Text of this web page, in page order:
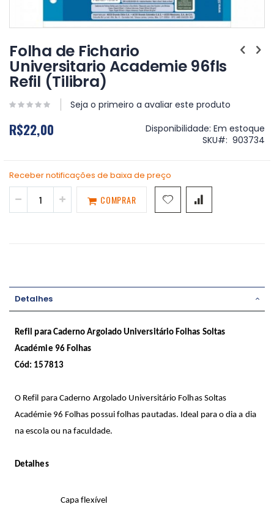
para
o
início
da
Galeria
de
imagens
Folha de Fichario
Universitario Academie 96fls
Refil (Tilibra)
Seja o primeiro a avaliar este produto
R$22,00 Disponibilidade: Em estoque
SKU
903734
Receber notificações de baixa de preço
COMPRAR
Detalhes
Refil para Caderno Argolado Universitário Folhas Soltas
Académie 96 Folhas
Cód: 157813
O Refil para Caderno Argolado Universitário Folhas Soltas
Académie 96 Folhas possui folhas pautadas. Ideal para o dia a dia
na escola ou na faculdade.
Detalhes
Capa flexível